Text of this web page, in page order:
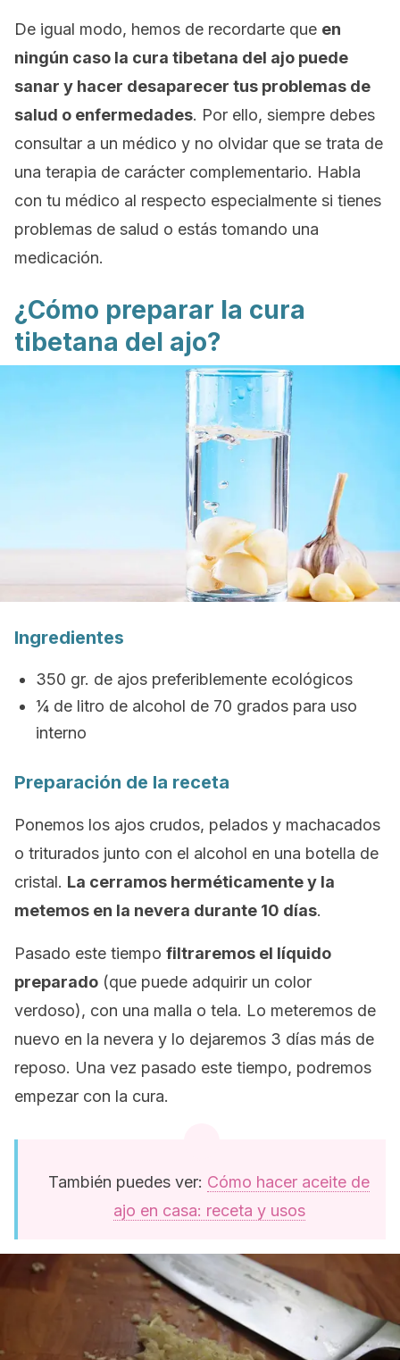
De igual modo, hemos de recordarte que en
ningún caso la cura tibetana del ajo puede
sanar y hacer desaparecer tus problemas de
salud o enfermedades. Por ello, siempre debes
consultar a un médico y no olvidar que se trata de
una terapia de carácter complementario. Habla
con tu médico al respecto especialmente si tienes
problemas de salud o estás tomando una
medicación.
¿Cómo preparar la cura
tibetana del ajo?
Ingredientes
350 gr. de ajos preferiblemente ecológicos
¼ de litro de alcohol de 70 grados para uso
interno
Preparación de la receta
Ponemos los ajos crudos, pelados y machacados
o triturados junto con el alcohol en una botella de
cristal. La cerramos herméticamente y la
metemos en la nevera durante 10 días.
Pasado este tiempo filtraremos el líquido
preparado (que puede adquirir un color
verdoso), con una malla o tela. Lo meteremos de
nuevo en la nevera y lo dejaremos 3 días más de
reposo. Una vez pasado este tiempo, podremos
empezar con la cura.
También puedes ver: Cómo hacer aceite de
ajo en casa: receta y usos